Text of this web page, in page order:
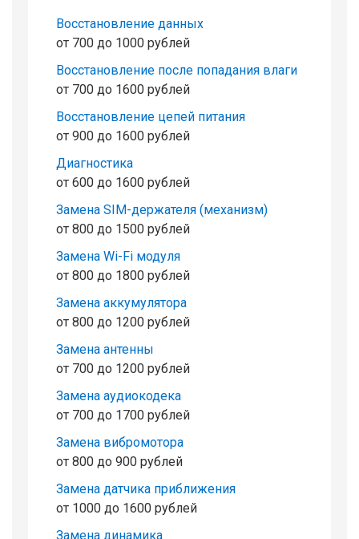
Восстановление данных
от 700 до 1000 рублей
Восстановление после попадания влаги
от 700 до 1600 рублей
Восстановление цепей питания
от 900 до 1600 рублей
Диагностика
от 600 до 1600 рублей
Замена SIM-держателя (механизм)
от 800 до 1500 рублей
Замена Wi-Fi модуля
от 800 до 1800 рублей
Замена аккумулятора
от 800 до 1200 рублей
Замена антенны
от 700 до 1200 рублей
Замена аудиокодека
от 700 до 1700 рублей
Замена вибромотора
от 800 до 900 рублей
Замена датчика приближения
от 1000 до 1600 рублей
Замена динамика